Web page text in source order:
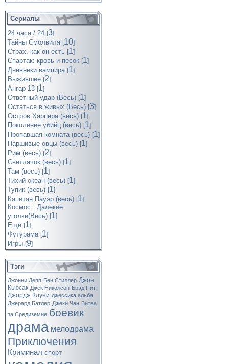
Сериалы
24 часа / 24 [3]
Тайны Смолвиля [10]
Страх, как он есть [1]
Спартак: кровь и песок [1]
Дневники вампира [1]
Выжившие [2]
Ангар 13 [1]
Ответный удар (Весь) [1]
Остаться в живых (Весь) [3]
Остров Харпера (весь) [1]
Поколение убийц (весь) [1]
Пропавшая комната (весь) [1]
Паршивые овцы (весь) [1]
Рим (весь) [2]
Светлячок (весь) [1]
Там (весь) [1]
Тихий океан (весь) [1]
Тупик (весь) [1]
Капитан Пауэр (весь) [1]
Космос : Далекие
уголки(Весь) [1]
Ещё [1]
Футурама [1]
Игры [9]
Тэги
Джонни Депп Бен Стиллер Джон
Кьюсак Джек Николсон Брэд Питт
Джордж Клуни джессика альба
Джерард Батлер Джеки Чан Битва
за Средиземие боевик
драма мелодрама
Приключения
Криминал спорт